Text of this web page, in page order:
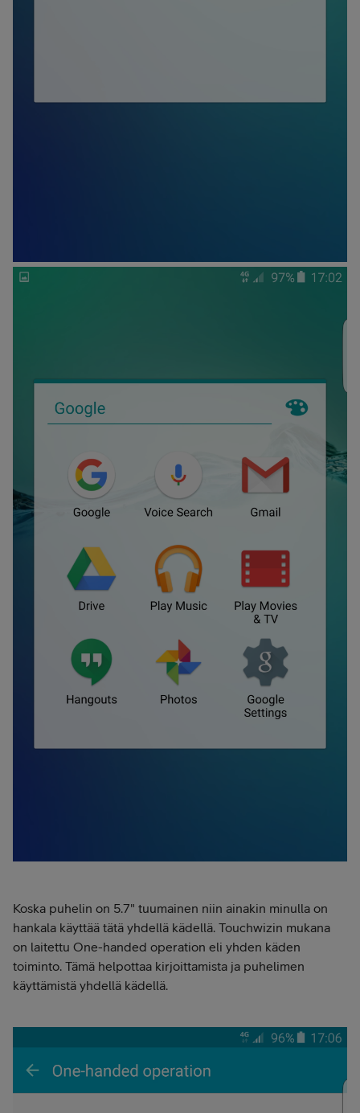
Koska puhelin on 5.7" tuumainen niin ainakin minulla on
hankala käyttää tätä yhdellä kädellä. Touchwizin mukana
on laitettu One-handed operation eli yhden käden
toiminto. Tämä helpottaa kirjoittamista ja puhelimen
käyttämistä yhdellä kädellä.